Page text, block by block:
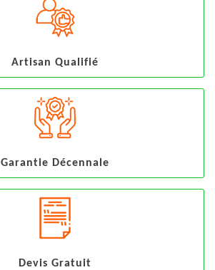
Artisan Qualifié
Garantie Décennale
Devis Gratuit